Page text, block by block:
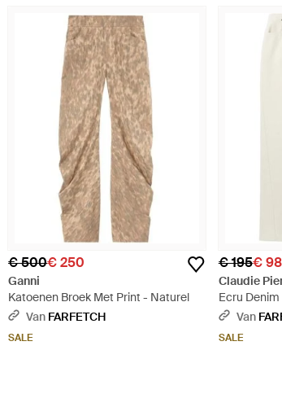
€ 500€ 250
Ganni
Katoenen Broek Met Print - Naturel
Van FARFETCH
SALE
€ 195€ 98
Claudie
Ecru
Van
SALE